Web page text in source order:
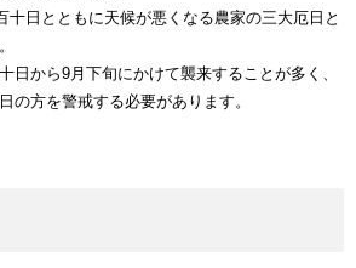
日とともに天候が悪くなる農家の三大厄日と
日から9月下旬にかけて襲来することが多く、
の方を警戒する必要があります。